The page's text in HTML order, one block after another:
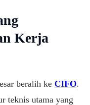
Kerja
beralih ke CIFO.
teknis utama yang